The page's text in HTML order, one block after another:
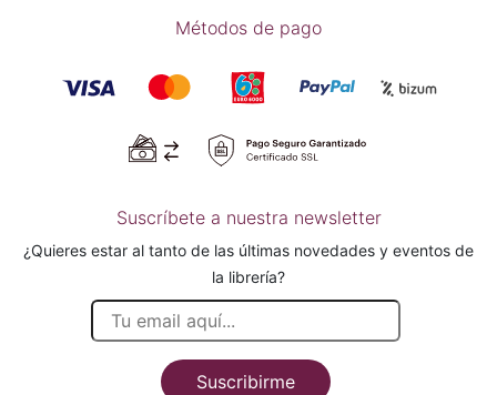
Métodos de pago
Suscríbete a nuestra newsletter
¿Quieres estar al tanto de las últimas novedades y eventos de
la librería?
Suscribirme